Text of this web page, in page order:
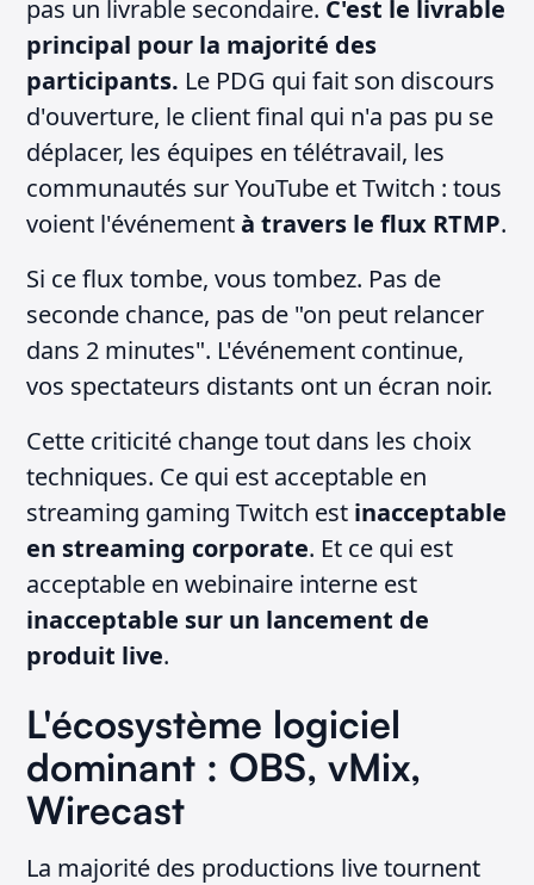
pas un livrable secondaire. C'est le livrable
principal pour la majorité des
participants. Le PDG qui fait son discours
d'ouverture, le client final qui n'a pas pu se
déplacer, les équipes en télétravail, les
communautés sur YouTube et Twitch : tous
voient l'événementà travers le flux RTMP.
Si ce flux tombe, vous tombez. Pas de
seconde chance, pas de "on peut relancer
dans 2 minutes". L'événement continue,
vos spectateurs distants ont un écran noir.
Cette criticité change tout dans les choix
techniques. Ce qui est acceptable en
streaming gaming Twitch est inacceptable
en streaming corporate. Et ce qui est
acceptable en webinaire interne est
inacceptable sur un lancement de
produit live.
L'écosystème logiciel
dominant : OBS, vMix,
Wirecast
La majorité des productions live tournent